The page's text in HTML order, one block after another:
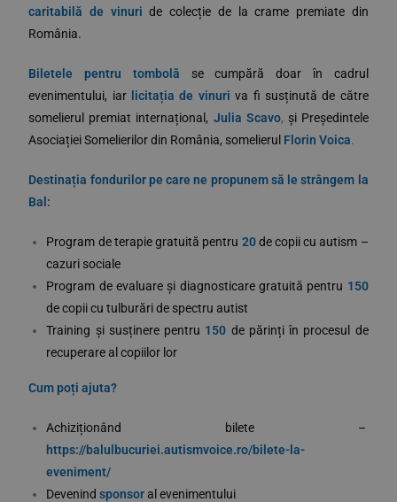
caritabilă de vinuri de colecție de la crame premiate din
România.
Biletele pentru tombolă
se cumpără doar în cadrul
evenimentului, iar
licitația de vinuri va fi susținută de către
somelierul premiat internațional, Julia Scavo, și Președintele
Asociației Somelierilor din România, somelierul Florin Voica.
Destinația fondurilor pe care ne propunem să le strângem la
Bal:
Program de terapie gratuită pentru 20de copii cu autism –
cazuri sociale
Program de evaluare și diagnosticare gratuită pentru 150
de copii cu tulburări de spectru autist
Training și susținere pentru 150 de părinți în procesul de
recuperare al copiilor lor
Cum poți ajuta?
Achiziționând bilete –
https://balulbucuriei.autismvoice.ro/bilete-la-
eveniment/
Devenind sponsor al evenimentului